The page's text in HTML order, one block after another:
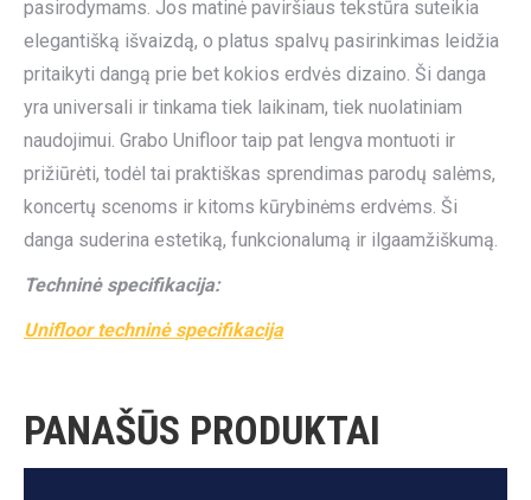
pasirodymams. Jos matinė paviršiaus tekstūra suteikia
elegantišką išvaizdą, o platus spalvų pasirinkimas leidžia
pritaikyti dangą prie bet kokios erdvės dizaino. Ši danga
yra universali ir tinkama tiek laikinam, tiek nuolatiniam
naudojimui. Grabo Unifloor taip pat lengva montuoti ir
prižiūrėti, todėl tai praktiškas sprendimas parodų salėms,
koncertų scenoms ir kitoms kūrybinėms erdvėms. Ši
danga suderina estetiką, funkcionalumą ir ilgaamžiškumą.
Techninė specifikacija:
Unifloor techninė specifikacija
PANAŠŪS PRODUKTAI